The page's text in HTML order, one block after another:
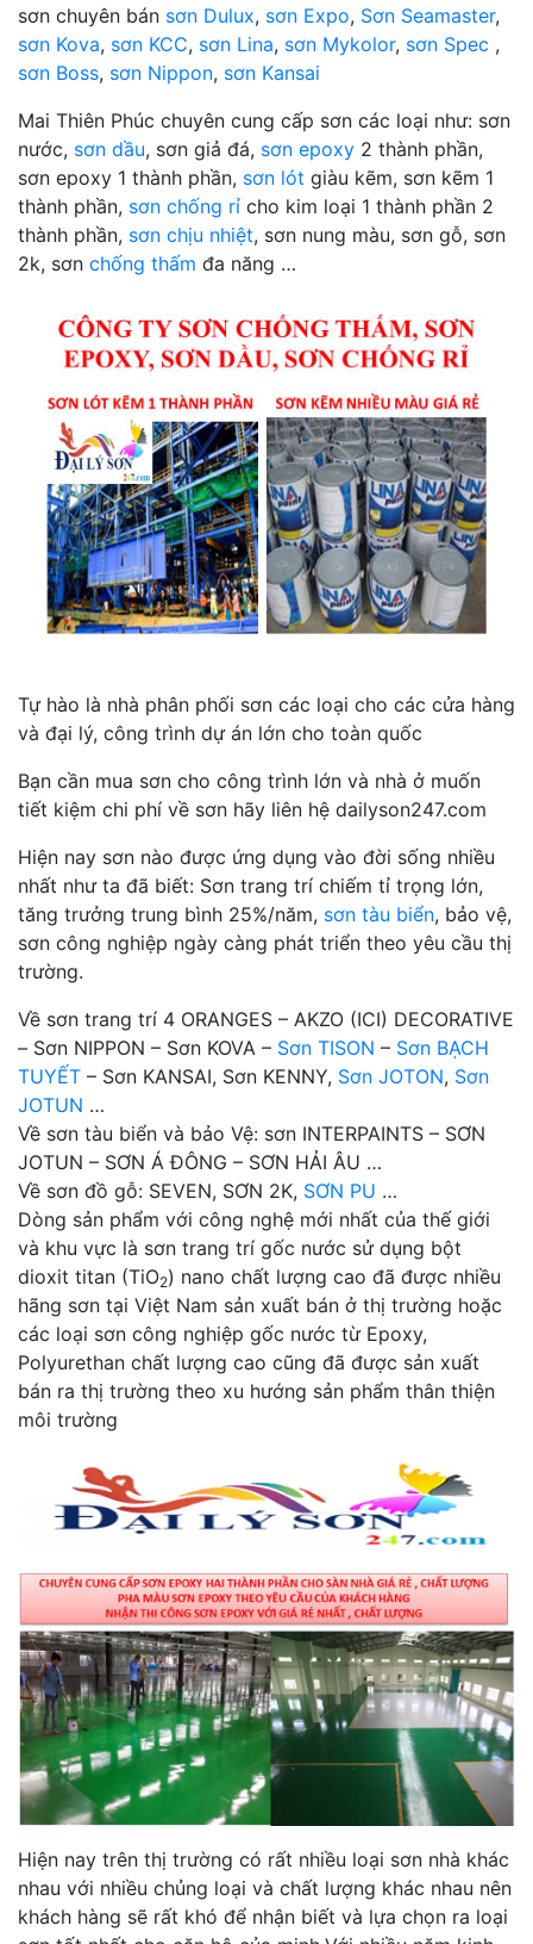
sơn chuyên bán sơn Dulux, sơn Expo, Sơn Seamaster,
sơn Kova, sơn KCC, sơn Lina, sơn Mykolor, sơn Spec ,
sơn Boss, sơn Nippon, sơn Kansai
Mai Thiên Phúc chuyên cung cấp sơn các loại như: sơn
nước, sơn dầu, sơn giả đá, sơn epoxy 2 thành phần,
sơn epoxy 1 thành phần, sơn lót giàu kẽm, sơn kẽm 1
thành phần, sơn chống rỉ cho kim loại 1 thành phần 2
thành phần, sơn chịu nhiệt, sơn nung màu, sơn gỗ, sơn
2k, sơn chống thấm đa năng …
Tự hào là nhà phân phối sơn các loại cho các cửa hàng
và đại lý, công trình dự án lớn cho toàn quốc
Bạn cần mua sơn cho công trình lớn và nhà ở muốn
tiết kiệm chi phí về sơn hãy liên hệ dailyson247.com
Hiện nay sơn nào được ứng dụng vào đời sống nhiều
nhất như ta đã biết: Sơn trang trí chiếm tỉ trọng lớn,
tăng trưởng trung bình 25%/năm, sơn tàu biển, bảo vệ,
sơn công nghiệp ngày càng phát triển theo yêu cầu thị
trường.
Về sơn trang trí 4 ORANGES – AKZO (ICI) DECORATIVE
– Sơn NIPPON – Sơn KOVA – Sơn TISON – Sơn BẠCH
TUYẾT – Sơn KANSAI, Sơn KENNY, Sơn JOTON, Sơn
JOTUN …
Về sơn tàu biển và bảo Vệ: sơn INTERPAINTS – SƠN
JOTUN – SƠN Á ĐÔNG – SƠN HẢI ÂU …
Về sơn đồ gỗ: SEVEN, SƠN 2K, SƠN PU …
Dòng sản phẩm với công nghệ mới nhất của thế giới
và khu vực là sơn trang trí gốc nước sử dụng bột
dioxit titan (TiO2) nano chất lượng cao đã được nhiều
hãng sơn tại Việt Nam sản xuất bán ở thị trường hoặc
các loại sơn công nghiệp gốc nước từ Epoxy,
Polyurethan chất lượng cao cũng đã được sản xuất
bán ra thị trường theo xu hướng sản phẩm thân thiện
môi trường
Hiện nay trên thị trường có rất nhiều loại sơn nhà khác
nhau với nhiều chủng loại và chất lượng khác nhau nên
khách hàng sẽ rất khó để nhận biết và lựa chọn ra loại